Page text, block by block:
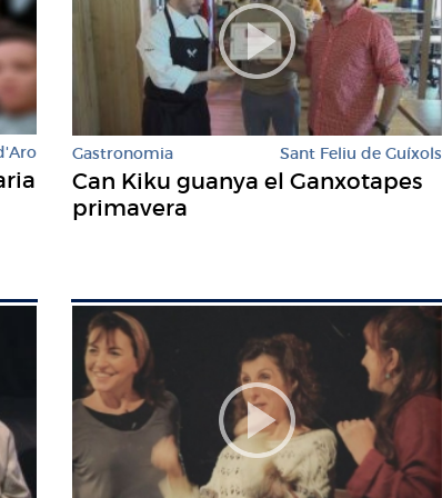
Gastronomia Sant Feliu de Guíxols
Can Kiku guanya el Ganxotapes
primavera